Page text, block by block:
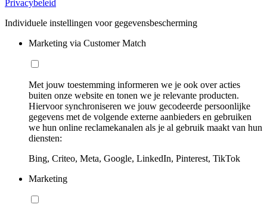
Privacybeleid
Individuele instellingen voor gegevensbescherming
Marketing via Customer Match
Met jouw toestemming informeren we je ook over acties
buiten onze website en tonen we je relevante producten.
Hiervoor synchroniseren we jouw gecodeerde persoonlijke
gegevens met de volgende externe aanbieders en gebruiken
we hun online reclamekanalen als je al gebruik maakt van hun
diensten:
Bing, Criteo, Meta, Google, LinkedIn, Pinterest, TikTok
Marketing